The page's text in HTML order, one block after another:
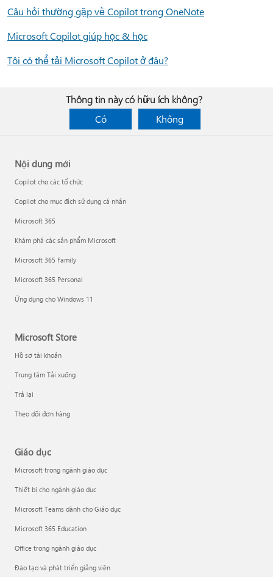
Câu hỏi thường gặp về Copilot trong OneNote
Microsoft Copilot giúp học & học
Tôi có thể tải Microsoft Copilot ở đâu?
Thông tin này có hữu ích không?
Có
Không
Nội dung mới
Copilot cho các tổ chức
Copilot cho mục đích sử dụng cá nhân
Microsoft 365
Khám phá các sản phẩm Microsoft
Microsoft 365 Family
Microsoft 365 Personal
Ứng dụng cho Windows 11
Microsoft Store
Hồ sơ tài khoản
Trung tâm Tải xuống
Trả lại
Theo dõi đơn hàng
Giáo dục
Microsoft trong ngành giáo dục
Thiết bị cho ngành giáo dục
Microsoft Teams dành cho Giáo dục
Microsoft 365 Education
Office trong ngành giáo dục
Đào tạo và phát triển giảng viên